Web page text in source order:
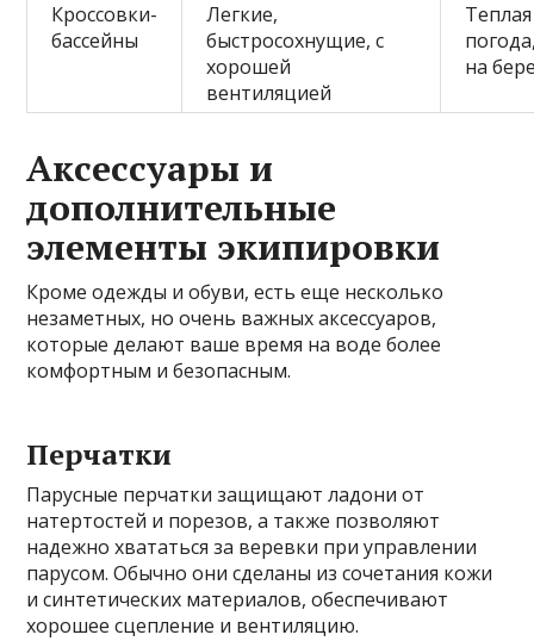
Кроссовки-
бассейны
Легкие,
быстросохнущие, с
хорошей
вентиляцией
Теплая
на
Аксессуары и
дополнительные
элементы экипировки
Кроме одежды и обуви, есть еще несколько
незаметных, но очень важных аксессуаров,
которые делают ваше время на воде более
комфортным и безопасным.
Перчатки
Парусные перчатки защищают ладони от
натертостей и порезов, а также позволяют
надежно хвататься за веревки при управлении
парусом. Обычно они сделаны из сочетания кожи
и синтетических материалов, обеспечивают
хорошее сцепление и вентиляцию.